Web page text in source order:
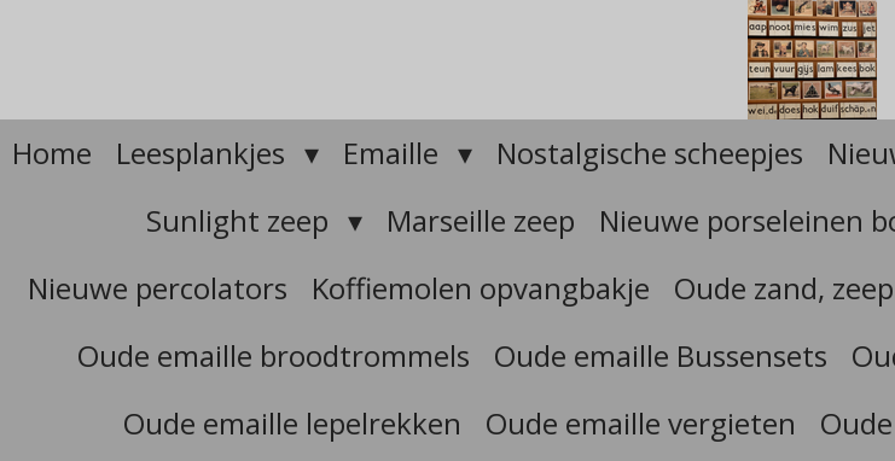
Home Leesplankjes Emaille Nostalgische scheepjes
Sunlight zeep
Marseille zeep Nieuwe porseleinen
Nieuwe percolators
Koffiemolen opvangbakje Oude zand,
Oude emaille broodtrommels
Oude emaille Bussensets
Oude emaille lepelrekken
Oude emaille vergieten